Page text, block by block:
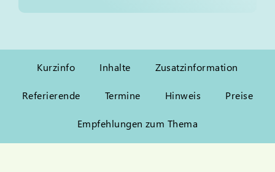
Kurzinfo Inhalte Zusatzinformation
Referierende Termine Hinweis Preise
Empfehlungen zum Thema